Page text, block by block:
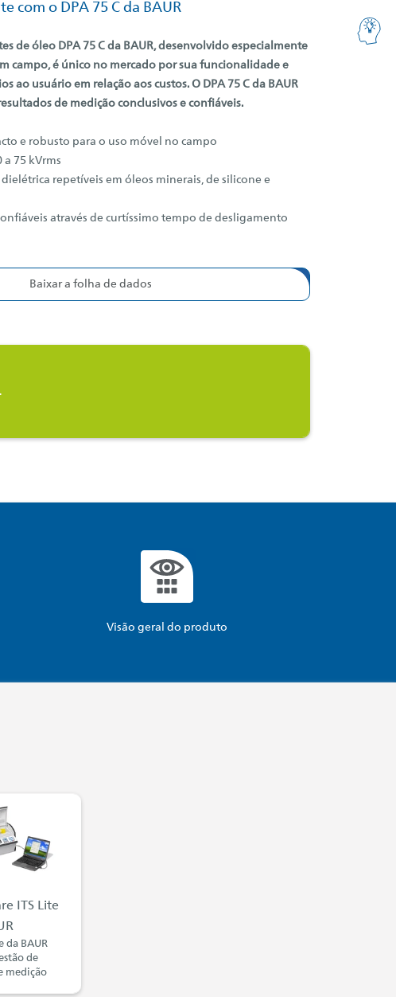
com o DPA 75 C da BAUR
de óleo DPA 75 C da BAUR, desenvolvido especialmente
campo, é único no mercado por sua funcionalidade e
ao usuário em relação aos custos. O DPA 75 C da BAUR
de medição conclusivos e confiáveis.
e robusto para o uso móvel no campo
a 75 kVrms
repetíveis em óleos minerais, de silicone e
através de curtíssimo tempo de desligamento
Baixar a folha de dados
Visão geral do produto
ITS Lite
da BAUR
de
medição